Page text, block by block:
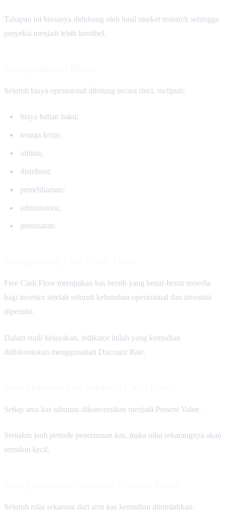
Tahapan ini biasanya didukung oleh hasil market research sehingga
proyeksi menjadi lebih kredibel.
Seluruh biaya operasional dihitung secara rinci, meliputi:
biaya bahan baku;
tenaga kerja;
utilitas;
distribusi;
pemeliharaan;
administrasi;
pemasaran.
Free Cash Flow merupakan kas bersih yang benar-benar tersedia
bagi investor setelah seluruh kebutuhan operasional dan investasi
dipenuhi.
Dalam studi kelayakan, indikator inilah yang kemudian
didiskontokan menggunakan Discount Rate.
Setiap arus kas tahunan dikonversikan menjadi Present Value.
Semakin jauh periode penerimaan kas, maka nilai sekarangnya akan
semakin kecil.
Seluruh nilai sekarang dari arus kas kemudian dijumlahkan.